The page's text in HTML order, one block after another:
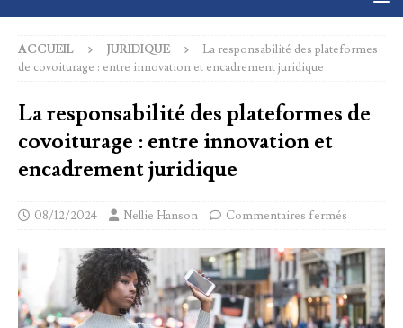
ACCUEIL JURIDIQUE
La responsabilité des plateformes
de covoiturage : entre innovation et encadrement juridique
La responsabilité des plateformes de
covoiturage : entre innovation et
encadrement juridique
08/12/2024 Nellie Hanson Commentaires fermés